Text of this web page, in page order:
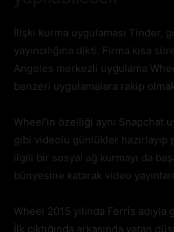
İlişki kurma uygulaması Tinder,
yayıncılığına dikti. Firma kısa
Angeles merkezli uygulama
benzeri uygulamalara rakip
Wheel’in özelliği aynı Snapchat
gibi videolu günlükler hazırlayıp
ilgili bir sosyal ağ kurmayı da
bünyesine katarak video
Wheel 2015 yılında Ferris
İlk çıktığında arkasında yatan